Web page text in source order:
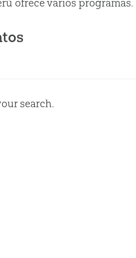
ofrece varios programas.
search.